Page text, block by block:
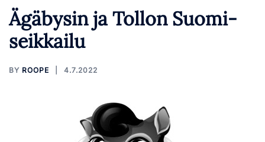
Ägäbysin ja Tollon Suomi-
seikkailu
BY ROOPE 4.7.2022